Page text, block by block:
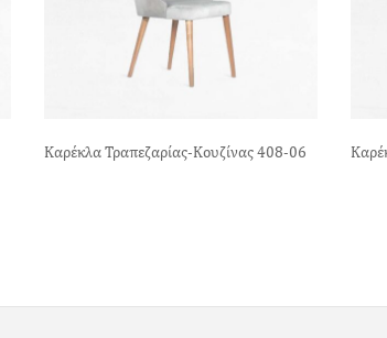
Καρέκλα Τραπεζαρίας-Κουζίνας 408-06